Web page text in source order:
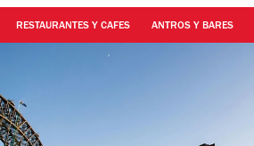
RESTAURANTES Y CAFES ANTROS Y BARES